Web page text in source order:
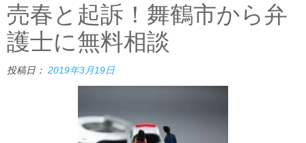
売春と起訴！舞鶴市から弁
護士に無料相談
投稿日： 2019年3月19日